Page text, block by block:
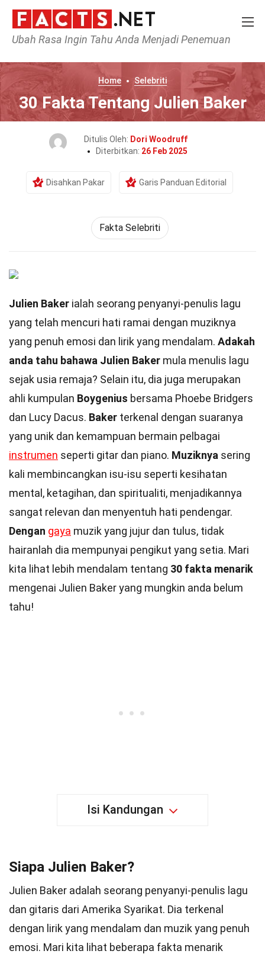
Ubah Rasa Ingin Tahu Anda Menjadi Penemuan
Home Selebriti
30 Fakta Tentang Julien Baker
Ditulis Oleh: Dori Woodruff
Diterbitkan: 26 Feb 2025
Disahkan Pakar Garis Panduan Editorial
Fakta Selebriti
Julien Baker ialah seorang penyanyi-penulis lagu
yang telah mencuri hati ramai dengan muziknya
yang penuh emosi dan lirik yang mendalam. Adakah
anda tahu bahawa Julien Baker mula menulis lagu
sejak usia remaja? Selain itu, dia juga merupakan
ahli kumpulan Boygenius bersama Phoebe Bridgers
dan Lucy Dacus. Baker terkenal dengan suaranya
yang unik dan kemampuan bermain pelbagai
instrumen seperti gitar dan piano. Muziknya sering
kali membincangkan isu-isu seperti kesihatan
mental, ketagihan, dan spiritualiti, menjadikannya
sangat relevan dan menyentuh hati pendengar.
Dengan gaya muzik yang jujur dan tulus, tidak
hairanlah dia mempunyai pengikut yang setia. Mari
kita lihat lebih mendalam tentang 30 fakta menarik
mengenai Julien Baker yang mungkin anda belum
tahu!
Isi Kandungan
Siapa Julien Baker?
Julien Baker adalah seorang penyanyi-penulis lagu
dan gitaris dari Amerika Syarikat. Dia terkenal
dengan lirik yang mendalam dan muzik yang penuh
emosi. Mari kita lihat beberapa fakta menarik